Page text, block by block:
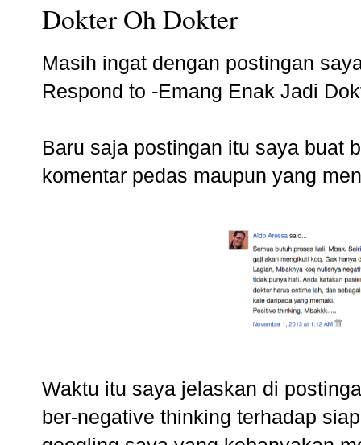
Dokter Oh Dokter
Masih ingat dengan postingan
Respond to -Emang Enak Jadi
Baru saja postingan itu saya buat
komentar pedas maupun yang
Waktu itu saya jelaskan di
ber-negative thinking terhadap